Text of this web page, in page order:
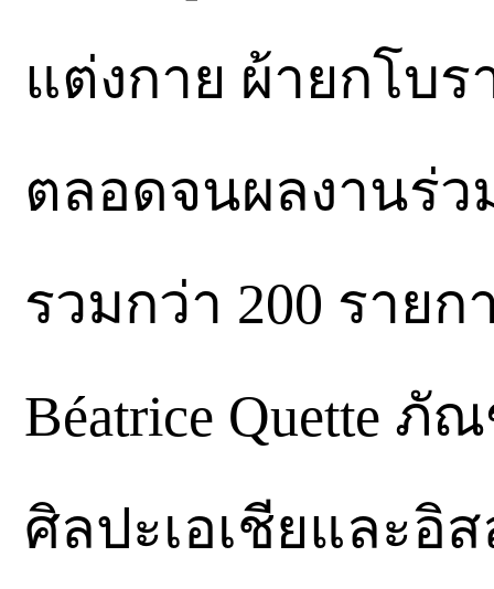
แต่งกาย ผ้ายกโบ
ตลอดจนผลงานร่
รวมกว่า 200 ราย
Béatrice Quette
ศิลปะเอเชียและอิส